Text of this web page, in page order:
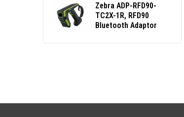
Zebra ADP-RFD90-
TC2X-1R, RFD90
Bluetooth Adaptor